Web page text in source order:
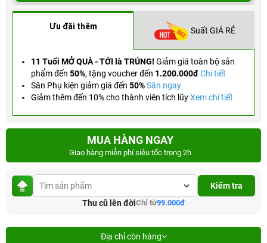
Ưu đãi thêm Suất GIÁ RẺ
11 Tuổi MỞ QUÀ - TỚI là TRÚNG! Giảm giá toàn bộ sản
phẩm đến 50%, tặng voucher đến 1.200.000đChi tiết
Săn Phụ kiện giảm giá đến 50%Săn ngay
Giảm thêm đến 10% cho thành viên tích lũyXem chi tiết
MUA HÀNG NGAY
Giao hàng miễn phí siêu tốc trong 2h
Kiểm tra
Thu cũ lên đờiChỉ từ99.000đ
Địa chỉ còn hàng